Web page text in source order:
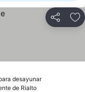
Compartir
desayunar
de Rialto